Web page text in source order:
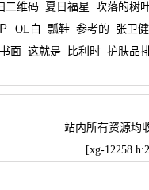
二维码 夏日福星
吹落的树
OL白 瓢鞋 参考的
张卫健
书面 这就是 比利时 护肤品
站内所有资源均
[xg-12258